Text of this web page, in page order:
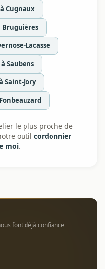
Cugnaux
Bruguières
Lacasse
Saubens
Saint-Jory
le plus proche de
outil cordonnier
moi.
font déjà confiance